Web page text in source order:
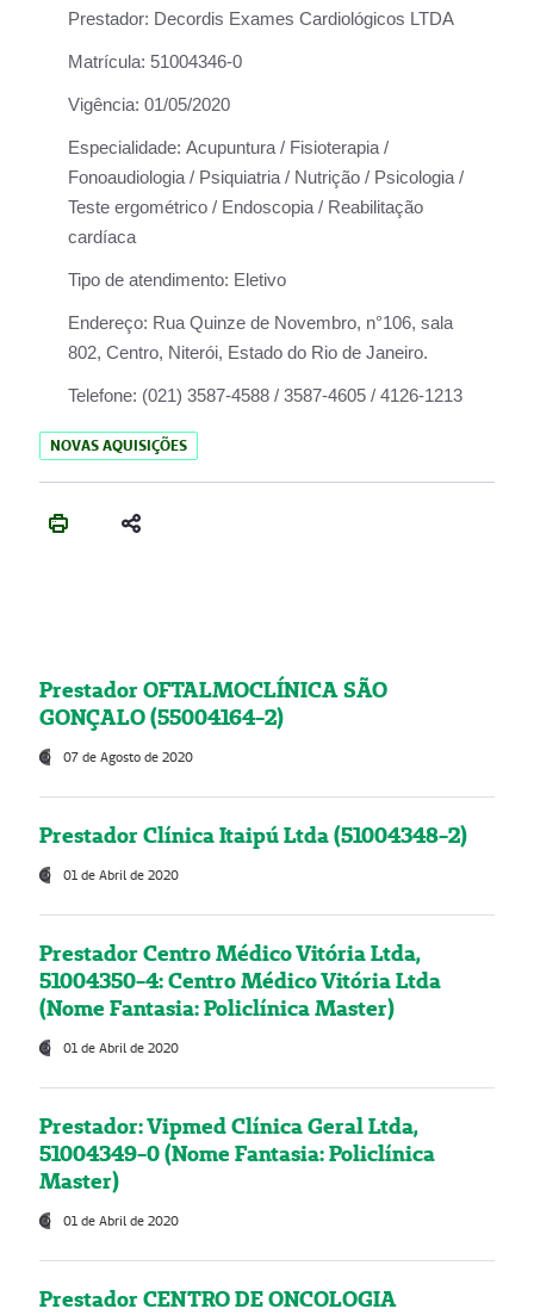
Prestador: Decordis Exames Cardiológicos LTDA
Matrícula: 51004346-0
Vigência: 01/05/2020
Especialidade: Acupuntura / Fisioterapia /
Fonoaudiologia / Psiquiatria / Nutrição / Psicologia /
Teste ergométrico / Endoscopia / Reabilitação
cardíaca
Tipo de atendimento: Eletivo
Endereço: Rua Quinze de Novembro, n°106, sala
802, Centro, Niterói, Estado do Rio de Janeiro.
Telefone: (021) 3587-4588 / 3587-4605 / 4126-1213
NOVAS AQUISIÇÕES
Prestador OFTALMOCLÍNICA SÃO
GONÇALO (55004164-2)
07 de Agosto de 2020
Prestador Clínica Itaipú Ltda (51004348-2)
01 de Abril de 2020
Prestador Centro Médico Vitória Ltda,
51004350-4: Centro Médico Vitória Ltda
(Nome Fantasia: Policlínica Master)
01 de Abril de 2020
Prestador: Vipmed Clínica Geral Ltda,
51004349-0 (Nome Fantasia: Policlínica
Master)
01 de Abril de 2020
Prestador CENTRO DE ONCOLOGIA